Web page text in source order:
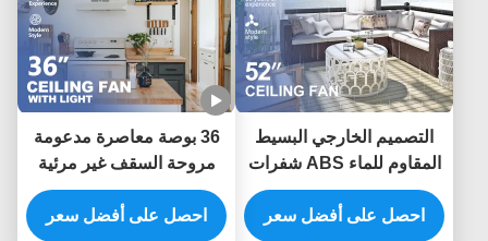
التصميم الخارجي البسيط
المقاوم للماء ABS شفرات
مروحة السقف مع التحكم
عن بعد
احصل على أفضل سعر
36 بوصة معاصرة مدعومة
مروحة السقف غير مرئية
ميني 4 شفرات خشب
مزروع ضوء ضبابي منخفض
احصل على أفضل سعر